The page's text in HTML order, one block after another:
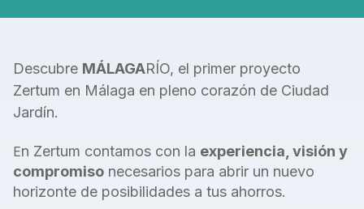
Descubre MÁLAGARÍO, el primer proyecto
Zertum en Málaga en pleno corazón de Ciudad
Jardín.
En Zertum contamos con la experiencia, visión y
compromiso necesarios para abrir un nuevo
horizonte de posibilidades a tus ahorros.